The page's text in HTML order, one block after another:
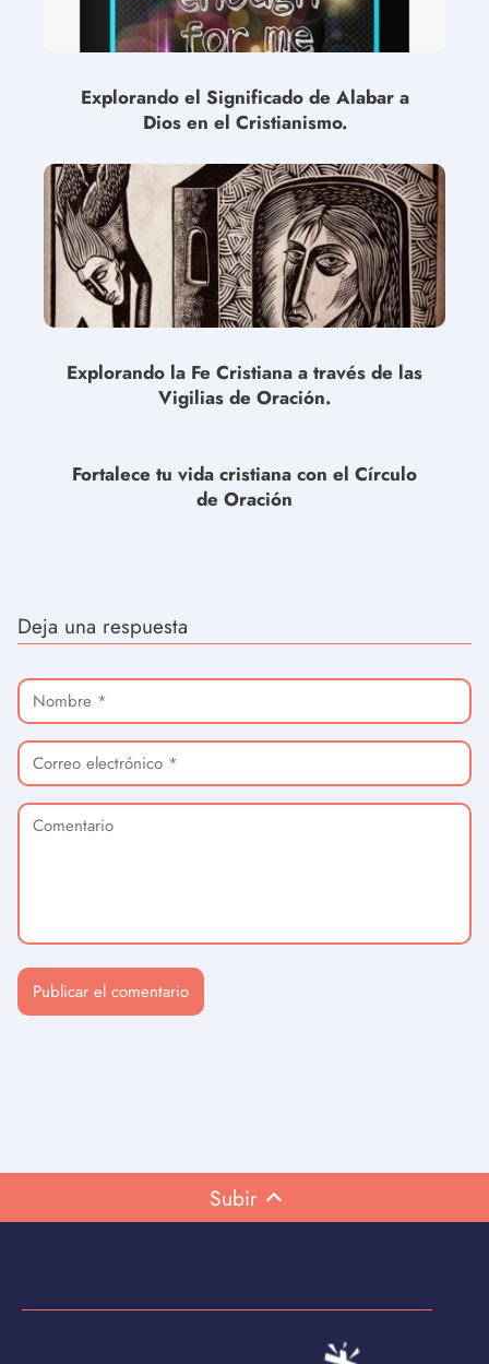
Explorando el Significado de Alabar a
Dios en el Cristianismo.
Explorando la Fe Cristiana a través de las
Vigilias de Oración.
Fortalece tu vida cristiana con el Círculo
de Oración
Deja una respuesta
Subir